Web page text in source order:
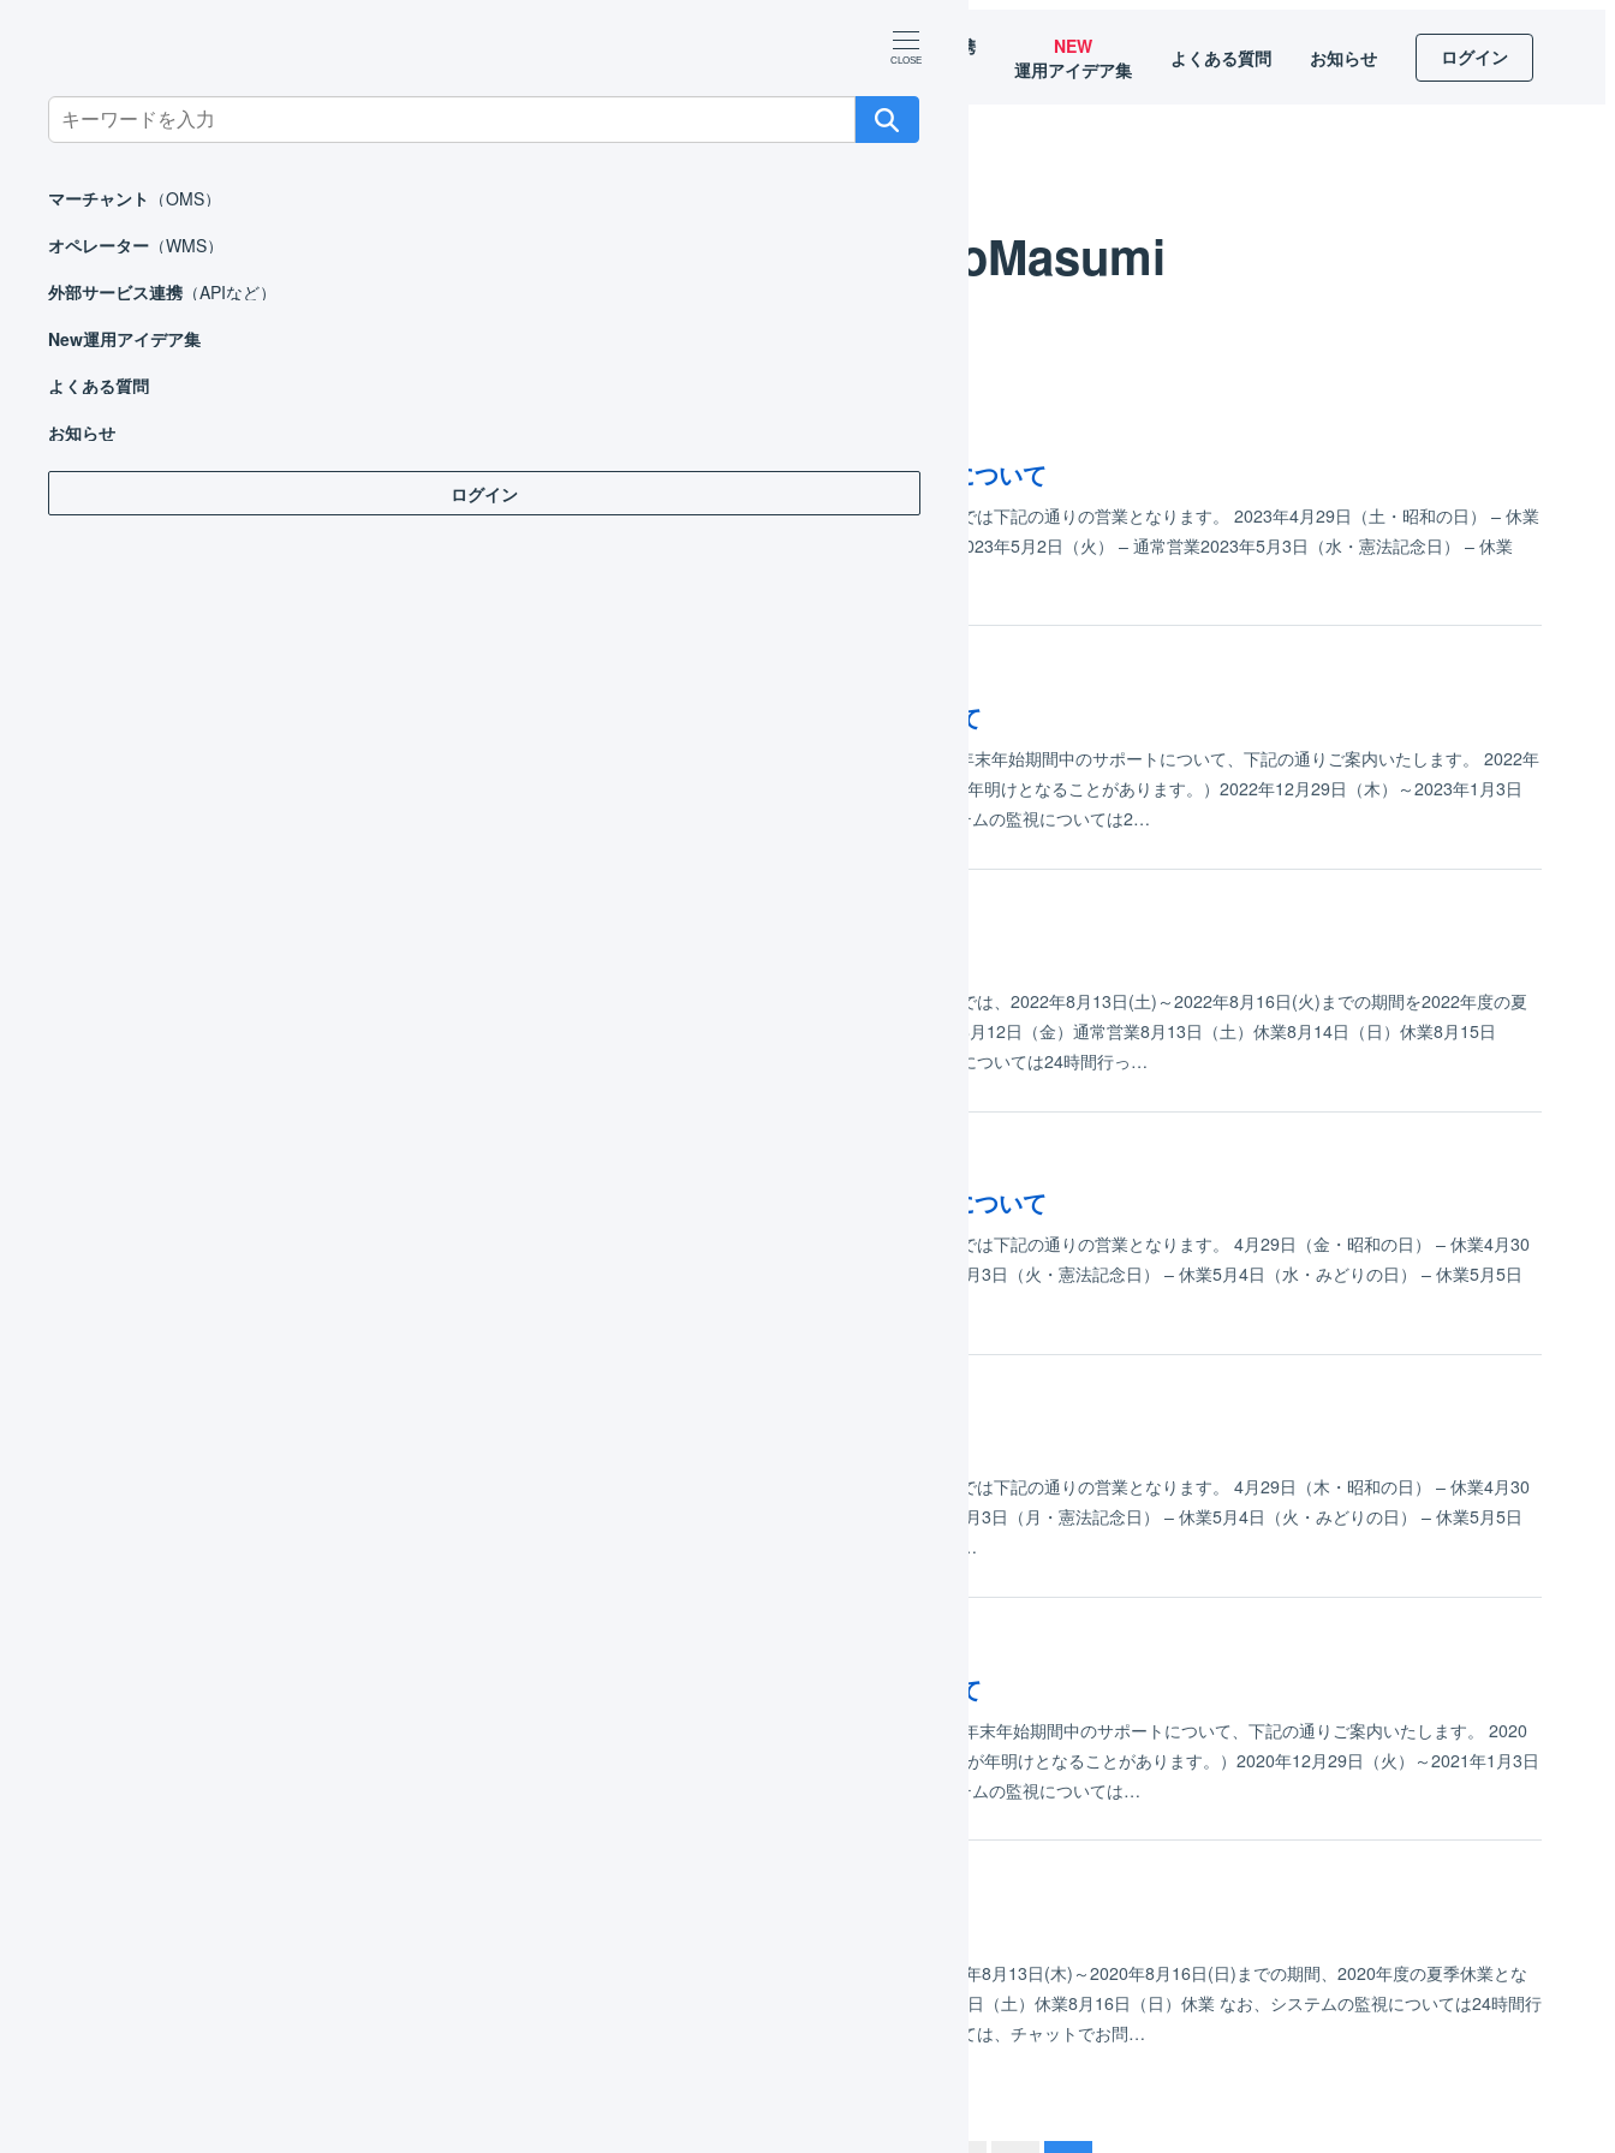
Search
for:
マーチャント （OMS）
オペレーター （WMS）
外部サービス連携 （APIなど）
New運用アイデア集
よくある質問
お知らせ
ログイン
外部サービス連携
（APIなど）
NEW
運用アイデア集
よくある質問 お知らせ ログイン
ホーム お知らせ OonoMasumi
OonoMasumi
2023年度ゴールデンウィーク中のサポートについて
2023年4月29日（土）～5月7日（日）までの期間、LOGILESSでは下記の通りの営業となります。 2023年4月29日（土・昭和の日） – 休業
2023年4月30日（日） – 休業2023年5月1日（月） – 通常営業2023年5月2日（火） – 通常営業2023年5月3日（水・憲法記念日） – 休業
2022年度 年末年始期間中のサポートについて
いつもLOGILESSをご利用いただき、ありがとうございます。年末年始期間中のサポートについて、下記の通りご案内いたします。 2022年
12月28日（水）通常営業（28日にいただいたご質問は、回答が年明けとなることがあります。）2022年12月29日（木）～2023年1月3日
（火）年末年始休業2023年1月4日（水）通常営業 なお、システムの監視については2…
平素は格別のお引き立てを賜り、厚く御礼申し上げます。弊社では、2022年8月13日(土)～2022年8月16日(火)までの期間を2022年度の夏
季休業とさせていただきます。 8月11日（木）祝日（山の日）8月12日（金）通常営業8月13日（土）休業8月14日（日）休業8月15日
（月）夏季休業8月16日（火）夏季休業 なお、システムの監視については24時間行っ…
2022年度ゴールデンウィーク中のサポートについて
2022年4月29日（金）～5月6日（金）までの期間、LOGILESSでは下記の通りの営業となります。 4月29日（金・昭和の日） – 休業4月30
日（土） – 休業5月1日（日） – 休業5月2日（月） – 通常営業5月3日（火・憲法記念日） – 休業5月4日（水・みどりの日） – 休業5月5日
2021年4月29日（木）～5月5日（水）までの期間、LOGILESSでは下記の通りの営業となります。 4月29日（木・昭和の日） – 休業4月30
日（金） – 通常営業5月1日（土） – 休業5月2日（日） – 休業5月3日（月・憲法記念日） – 休業5月4日（火・みどりの日） – 休業5月5日
（水・こどもの日） – 休業 なお、システムの監視については2…
2020年度 年末年始期間中のサポートについて
いつもLOGILESSをご利用いただき、ありがとうございます。 年末年始期間中のサポートについて、下記の通りご案内いたします。 2020
年12月28日（月）通常営業（28日にいただいたご質問は、回答が年明けとなることがあります。）2020年12月29日（火）～2021年1月3日
（日）年末年始休業2021年1月4日（月）通常営業 なお、システムの監視については…
平素は格別のお引き立てを賜り、厚く御礼申し上げます。2020年8月13日(木)～2020年8月16日(日)までの期間、2020年度の夏季休業とな
ります。 8月13日（木）夏季休業8月14日（金）夏季休業8月15日（土）休業8月16日（日）休業 なお、システムの監視については24時間行
っております。システムの不具合等による緊急のご用件については、チャットでお問…